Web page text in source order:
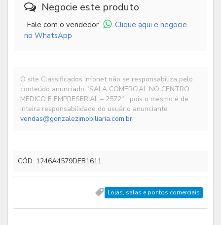
Negocie este produto
Fale com o vendedor
Clique aqui e negocie
no WhatsApp
O site Classificados Infonet não se responsabiliza pelo
conteúdo anunciado "SALA COMERCIAL NO CENTRO
MÉDICO E EMPRESERIAL – 2572" , pois o mesmo é de
inteira responsabilidade do usuário anunciante
vendas@gonzalezimobiliaria.com.br.
CÓD: 1246A4579DEB1611
Lojas, salas e pontos comerciais